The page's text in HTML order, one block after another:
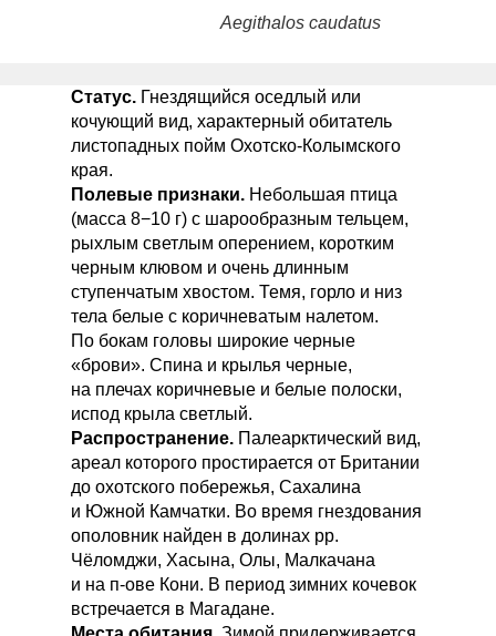
Aegithalos caudatus
Статус. Гнездящийся оседлый или
кочующий вид, характерный обитатель
листопадных пойм Охотско-Колымского
края.
Полевые признаки. Небольшая птица
(масса 8−10 г) с шарообразным тельцем,
рыхлым светлым оперением, коротким
черным клювом и очень длинным
ступенчатым хвостом. Темя, горло и низ
тела белые с коричневатым налетом.
По бокам головы широкие черные
«брови». Спина и крылья черные,
на плечах коричневые и белые полоски,
испод крыла светлый.
Распространение. Палеарктический вид,
ареал которого простирается от Британии
до охотского побережья, Сахалина
и Южной Камчатки. Во время гнездования
ополовник найден в долинах рр.
Чëломджи, Хасына, Олы, Малкачана
и на п-ове Кони. В период зимних кочевок
встречается в Магадане.